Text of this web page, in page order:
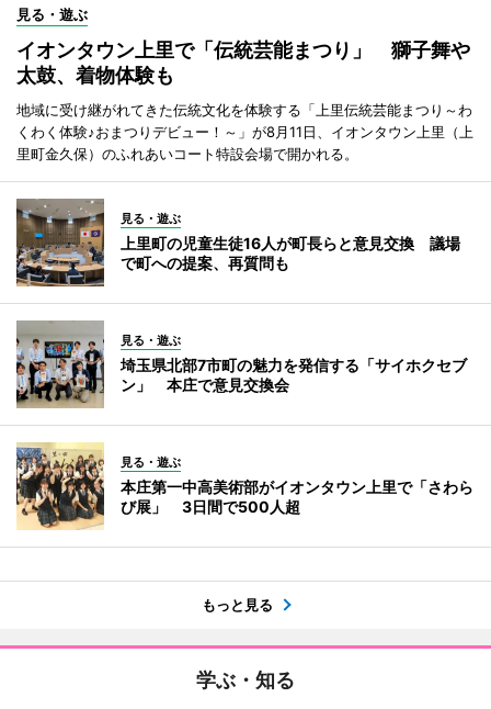
見る・遊ぶ
イオンタウン上里で「伝統芸能まつり」 獅子舞や
太鼓、着物体験も
地域に受け継がれてきた伝統文化を体験する「上里伝統芸能まつり～わ
くわく体験♪おまつりデビュー！～」が8月11日、イオンタウン上里（上
里町金久保）のふれあいコート特設会場で開かれる。
見る・遊ぶ
上里町の児童生徒16人が町長らと意見交換 議場
で町への提案、再質問も
見る・遊ぶ
埼玉県北部7市町の魅力を発信する「サイホクセブ
ン」 本庄で意見交換会
見る・遊ぶ
本庄第一中高美術部がイオンタウン上里で「さわら
び展」 3日間で500人超
もっと見る
学ぶ・知る